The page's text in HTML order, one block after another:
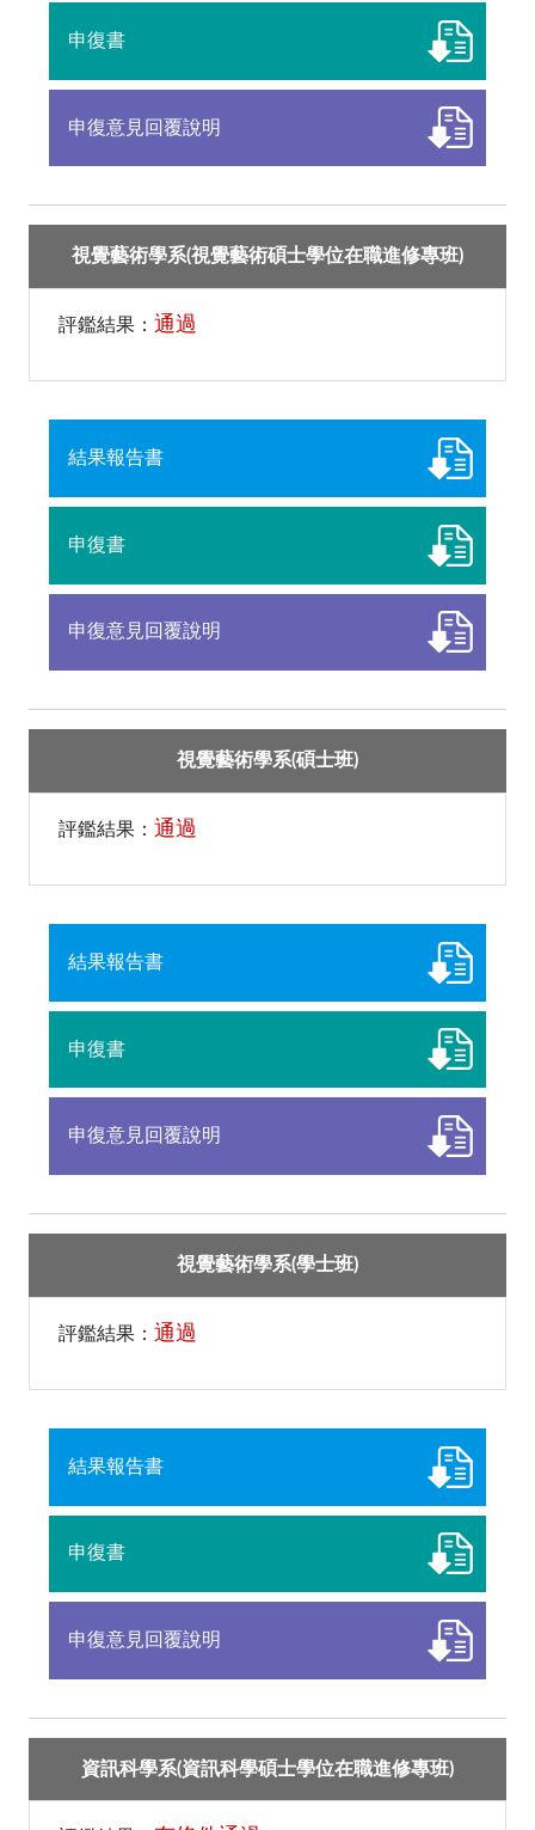
申復書
申復意見回覆說明
視覺藝術學系(視覺藝術碩士學位在職進修專班)
評鑑結果： 通過
結果報告書
申復書
申復意見回覆說明
視覺藝術學系(碩士班)
評鑑結果： 通過
結果報告書
申復書
申復意見回覆說明
視覺藝術學系(學士班)
評鑑結果： 通過
結果報告書
申復書
申復意見回覆說明
資訊科學系(資訊科學碩士學位在職進修專班)